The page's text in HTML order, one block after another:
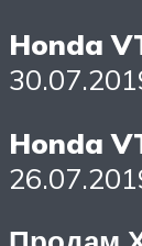
Honda
Honda